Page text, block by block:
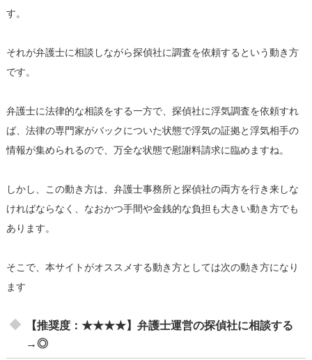
す。
それが弁護士に相談しながら探偵社に調査を依頼するという動き方
です。
弁護士に法律的な相談をする一方で、探偵社に浮気調査を依頼すれ
ば、法律の専門家がバックについた状態で浮気の証拠と浮気相手の
情報が集められるので、万全な状態で慰謝料請求に臨めますね。
しかし、この動き方は、弁護士事務所と探偵社の両方を行き来しな
ければならなく、なおかつ手間や金銭的な負担も大きい動き方でも
あります。
そこで、本サイトがオススメする動き方としては次の動き方になり
ます
【推奨度：★★★★】弁護士運営の探偵社に相談する
→◎